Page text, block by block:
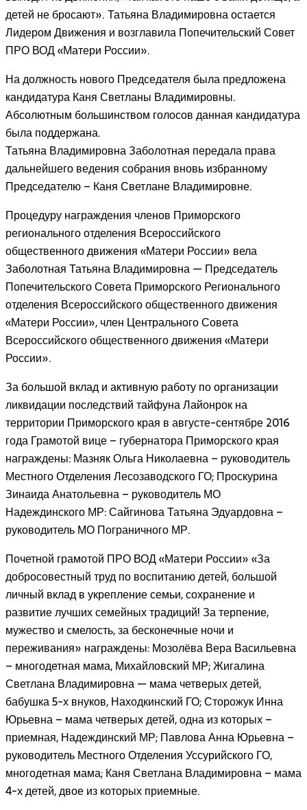
детей не бросают». Татьяна Владимировна остается
Лидером Движения и возглавила Попечительский Совет
ПРО ВОД «Матери России».
На должность нового Председателя была предложена
кандидатура Каня Светланы Владимировны.
Абсолютным большинством голосов данная кандидатура
была поддержана.
Татьяна Владимировна Заболотная передала права
дальнейшего ведения собрания вновь избранному
Председателю – Каня Светлане Владимировне.
Процедуру награждения членов Приморского
регионального отделения Всероссийского
общественного движения «Матери России» вела
Заболотная Татьяна Владимировна — Председатель
Попечительского Совета Приморского Регионального
отделения Всероссийского общественного движения
«Матери России», член Центрального Совета
Всероссийского общественного движения «Матери
России».
За большой вклад и активную работу по организации
ликвидации последствий тайфуна Лайонрок на
территории Приморского края в августе-сентябре 2016
года Грамотой вице – губернатора Приморского края
награждены: Мазняк Ольга Николаевна – руководитель
Местного Отделения Лесозаводского ГО; Проскурина
Зинаида Анатольевна – руководитель МО
Надеждинского МР: Сайгинова Татьяна Эдуардовна –
руководитель МО Пограничного МР.
Почетной грамотой ПРО ВОД «Матери России» «За
добросовестный труд по воспитанию детей, большой
личный вклад в укрепление семьи, сохранение и
развитие лучших семейных традиций! За терпение,
мужество и смелость, за бесконечные ночи и
переживания» награждены: Мозолёва Вера Васильевна
– многодетная мама, Михайловский МР; Жигалина
Светлана Владимировна — мама четверых детей,
бабушка 5-х внуков, Находкинский ГО; Сторожук Инна
Юрьевна – мама четверых детей, одна из которых –
приемная, Надеждинский МР; Павлова Анна Юрьевна –
руководитель Местного Отделения Уссурийского ГО,
многодетная мама; Каня Светлана Владимировна – мама
4-х детей, двое из которых приемные.